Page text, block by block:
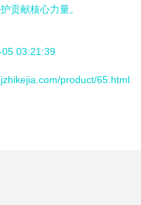
贡献核心力量。
03:21:39
product/65.html